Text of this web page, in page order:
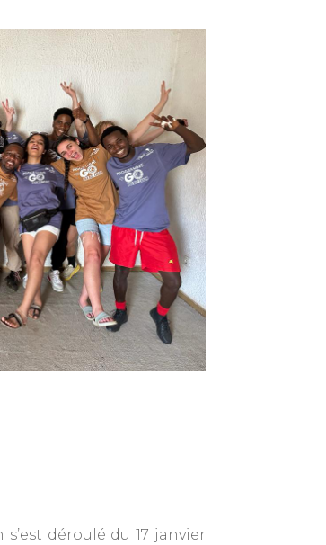
déroulé du 17 janvier